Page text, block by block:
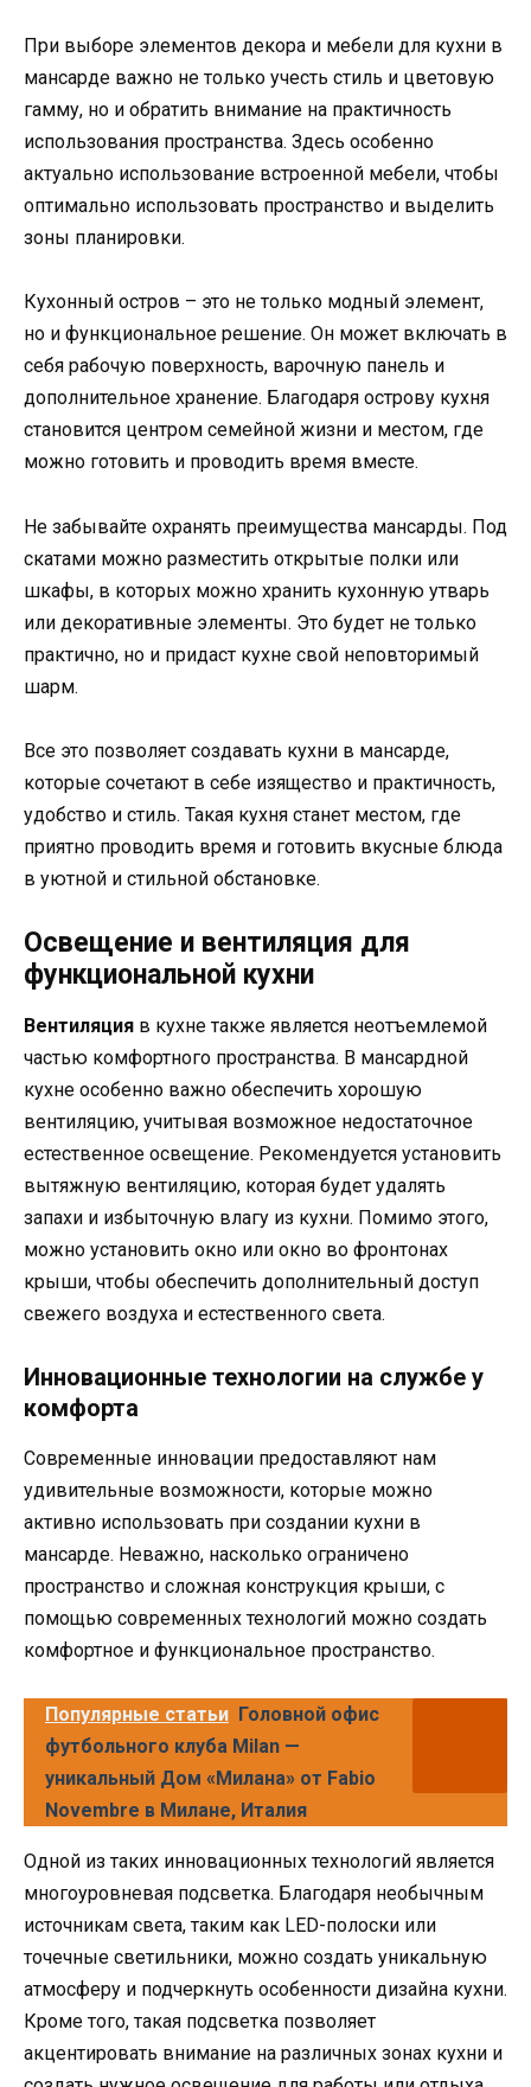
При выборе элементов декора и мебели для кухни в
мансарде важно не только учесть стиль и цветовую
гамму, но и обратить внимание на практичность
использования пространства. Здесь особенно
актуально использование встроенной мебели, чтобы
оптимально использовать пространство и выделить
зоны планировки.
Кухонный остров – это не только модный элемент,
но и функциональное решение. Он может включать в
себя рабочую поверхность, варочную панель и
дополнительное хранение. Благодаря острову кухня
становится центром семейной жизни и местом, где
можно готовить и проводить время вместе.
Не забывайте охранять преимущества мансарды. Под
скатами можно разместить открытые полки или
шкафы, в которых можно хранить кухонную утварь
или декоративные элементы. Это будет не только
практично, но и придаст кухне свой неповторимый
шарм.
Все это позволяет создавать кухни в мансарде,
которые сочетают в себе изящество и практичность,
удобство и стиль. Такая кухня станет местом, где
приятно проводить время и готовить вкусные блюда
в уютной и стильной обстановке.
Освещение и вентиляция для
функциональной кухни
Вентиляция в кухне также является неотъемлемой
частью комфортного пространства. В мансардной
кухне особенно важно обеспечить хорошую
вентиляцию, учитывая возможное недостаточное
естественное освещение. Рекомендуется установить
вытяжную вентиляцию, которая будет удалять
запахи и избыточную влагу из кухни. Помимо этого,
можно установить окно или окно во фронтонах
крыши, чтобы обеспечить дополнительный доступ
свежего воздуха и естественного света.
Инновационные технологии на службе у
комфорта
Современные инновации предоставляют нам
удивительные возможности, которые можно
активно использовать при создании кухни в
мансарде. Неважно, насколько ограничено
пространство и сложная конструкция крыши, с
помощью современных технологий можно создать
комфортное и функциональное пространство.
Популярные статьи Головной офис
футбольного клуба Milan —
уникальный Дом «Милана» от Fabio
Novembre в Милане, Италия
Одной из таких инновационных технологий является
многоуровневая подсветка. Благодаря необычным
источникам света, таким как LED-полоски или
точечные светильники, можно создать уникальную
атмосферу и подчеркнуть особенности дизайна кухни.
Кроме того, такая подсветка позволяет
акцентировать внимание на различных зонах кухни и